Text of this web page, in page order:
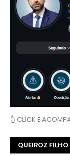
👆 CLICK E
QUEIROZ